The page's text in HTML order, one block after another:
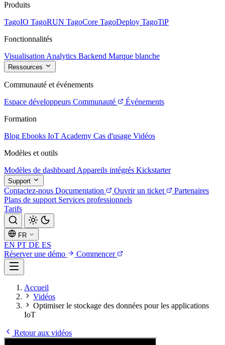
Produits
TagoIO TagoRUN TagoCore TagoDeploy TagoTiP
Fonctionnalités
Visualisation Analytics Backend Marque blanche
Ressources
Communauté et événements
Espace développeurs Communauté
Événements
Formation
Blog Ebooks IoT Academy Cas d'usage Vidéos
Modèles et outils
Modèles de dashboard Appareils intégrés Kickstarter
Support
Contactez-nous Documentation Ouvrir un ticket
Partenaires
Plans de support Services professionnels
Tarifs
FR
EN PT DE ES
Réserver une démo
Commencer
Accueil
Vidéos
Optimiser le stockage des données pour les applications
IoT
Retour aux vidéos